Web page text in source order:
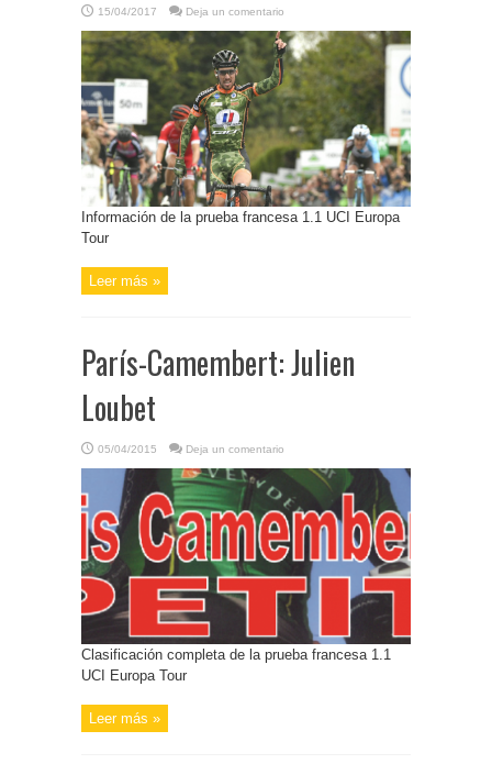
15/04/2017 Deja un comentario
Información de la prueba francesa 1.1 UCI Europa
Tour
Leer más »
París-Camembert: Julien
Loubet
05/04/2015 Deja un comentario
Clasificación completa de la prueba francesa 1.1
UCI Europa Tour
Leer más »